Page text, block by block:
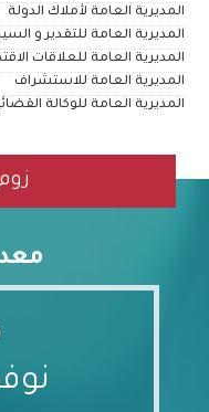
المديرية العامة لأملاك الدولة
المديرية العامة للتقدير و
المديرية العامة للعلاقات
المديرية العامة للاستشراف
المديرية العامة للوكالة